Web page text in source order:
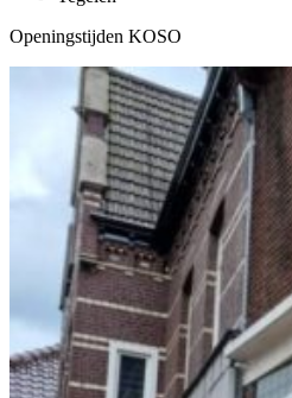
Openingstijden KOSO